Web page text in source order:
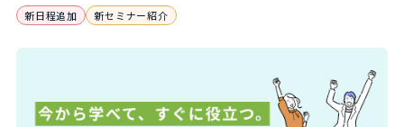
新日程追加 新セミナー紹介